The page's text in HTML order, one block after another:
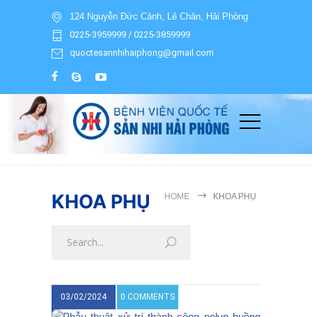
124 Nguyễn Đức Cảnh, Lê Chân, Hải Phòng
0225-3959999 / 0225-3859999
quoctesannhihaiphong@gmail.com
KHOA PHỤ HOME KHOA PHỤ
03/02/2024 0 COMMENTS